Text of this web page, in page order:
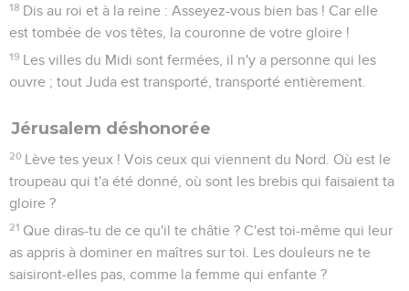
18 Dis au roi et à la reine : Asseyez-vous bien bas ! Car elle
est tombée de vos têtes, la couronne de votre gloire !
19 Les villes du Midi sont fermées, il n'y a personne qui les
ouvre ; tout Juda est transporté, transporté entièrement.
Jérusalem déshonorée
20 Lève tes yeux ! Vois ceux qui viennent du Nord. Où est le
troupeau qui t'a été donné, où sont les brebis qui faisaient ta
gloire ?
21 Que diras-tu de ce qu'il te châtie ? C'est toi-même qui leur
as appris à dominer en maîtres sur toi. Les douleurs ne te
saisiront-elles pas, comme la femme qui enfante ?